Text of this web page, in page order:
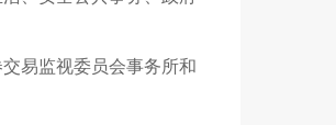
易监视委员会事务所和